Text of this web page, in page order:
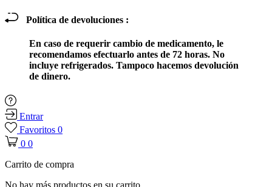
Política de devoluciones :
En caso de requerir cambio de medicamento, le
recomendamos efectuarlo antes de 72 horas. No
incluye refrigerados. Tampoco hacemos devolución
de dinero.
Entrar
Favoritos 0
0 0
Carrito de compra